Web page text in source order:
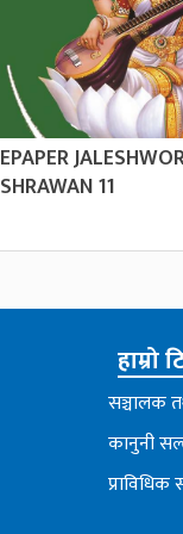
EPAPER
SHRAWAN 11
हाम्रो
सञ्चालक
कानुनी